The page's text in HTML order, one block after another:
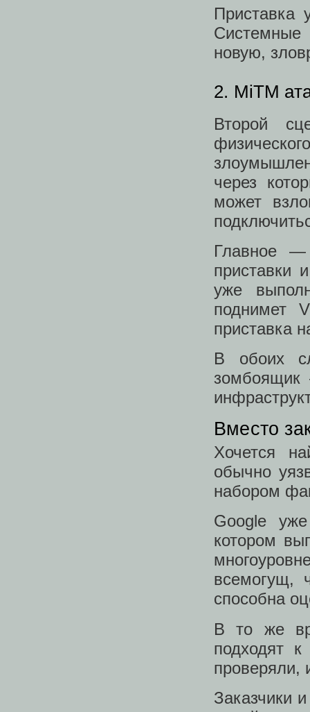
Приставка
Системные
новую,
2. MiTM
Второй
через
может
Главное —
приставки
уже
поднимет
приставка
В обоих
зомбоящик
Вместо
Хочется
обычно
набором
Google
котором
всемогущ,
способна
В то же
подходят
проверяли,
Заказчики